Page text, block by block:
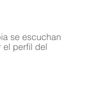
se escuchan
el perfil del